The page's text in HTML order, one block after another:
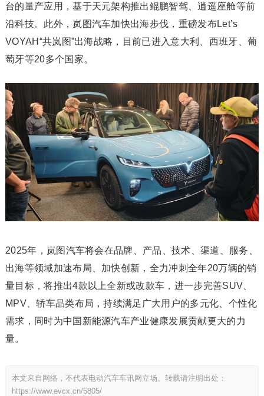
台的量产应用，基于天元架构推出鲲鹏智驾、逍遥座舱等前
沿科技。此外，岚图汽车加快出海步伐，重磅发布Let’s
VOYAH“共岚图”出海战略，目前已进入意大利、西班牙、葡
萄牙等20多个国家。
2025年，岚图汽车将会在品牌、产品、技术、渠道、服务、
出海等领域加速布局、加快创新，全力冲刺全年20万辆的销
量目标，将推出4款以上全新或改款车，进一步完善SUV、
MPV、轿车品类布局，持续满足广大用户的多元化、个性化
需求，同时为中国新能源汽车产业健康发展贡献更大的力
量。
本文来自网络，不代表电动汽车车讯网立场。转载请注明出处：
https://www.evcx.cn/5805/